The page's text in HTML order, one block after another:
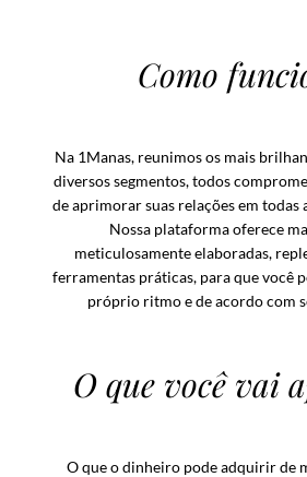
Como
Na 1Manas, reunimos os mais
diversos segmentos, todos
de aprimorar suas relações em todas
Nossa plataforma oferece
meticulosamente elaboradas,
ferramentas práticas, para que você
próprio ritmo e de acordo com
O que você vai
O que o dinheiro pode adquirir de